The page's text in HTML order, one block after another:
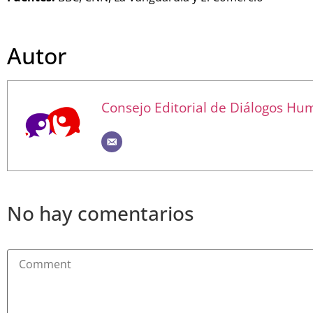
Autor
Consejo Editorial de Diálogos
No hay comentarios